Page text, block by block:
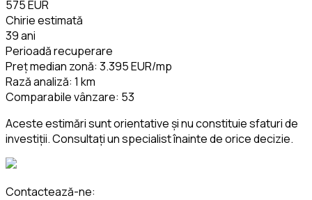
575 EUR
Chirie estimată
39 ani
Perioadă recuperare
Preț median zonă: 3.395 EUR/mp
Rază analiză: 1 km
Comparabile vânzare: 53
Aceste estimări sunt orientative și nu constituie sfaturi de
investiții. Consultați un specialist înainte de orice decizie.
Contactează-ne: